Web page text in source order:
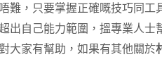
難，只要掌握正確嘅技巧同工
出自己能力範圍，搵專業人士
大家有幫助，如果有其他關於